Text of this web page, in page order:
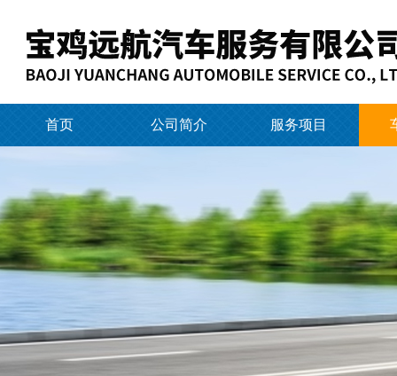
首页 公司简介 服务项目